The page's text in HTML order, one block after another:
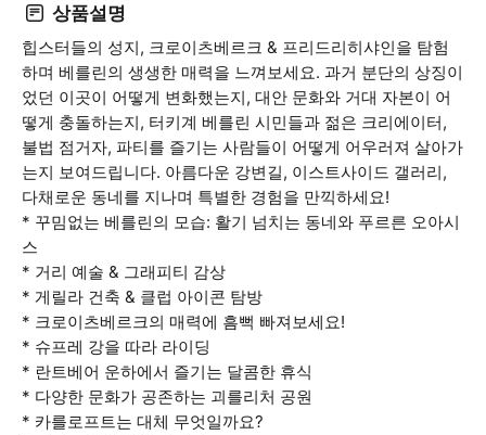
상품설명
힙스터들의 성지, 크로이츠베르크 & 프리드리히샤인을 탐험
하며 베를린의 생생한 매력을 느껴보세요. 과거 분단의 상징이
었던 이곳이 어떻게 변화했는지, 대안 문화와 거대 자본이 어
떻게 충돌하는지, 터키계 베를린 시민들과 젊은 크리에이터,
불법 점거자, 파티를 즐기는 사람들이 어떻게 어우러져 살아가
는지 보여드립니다. 아름다운 강변길, 이스트사이드 갤러리,
다채로운 동네를 지나며 특별한 경험을 만끽하세요!
* 꾸밈없는 베를린의 모습: 활기 넘치는 동네와 푸르른 오아시
스
* 거리 예술 & 그래피티 감상
* 게릴라 건축 & 클럽 아이콘 탐방
* 크로이츠베르크의 매력에 흠뻑 빠져보세요!
* 슈프레 강을 따라 라이딩
* 란트베어 운하에서 즐기는 달콤한 휴식
* 다양한 문화가 공존하는 괴를리처 공원
* 카를로프트는 대체 무엇일까요?